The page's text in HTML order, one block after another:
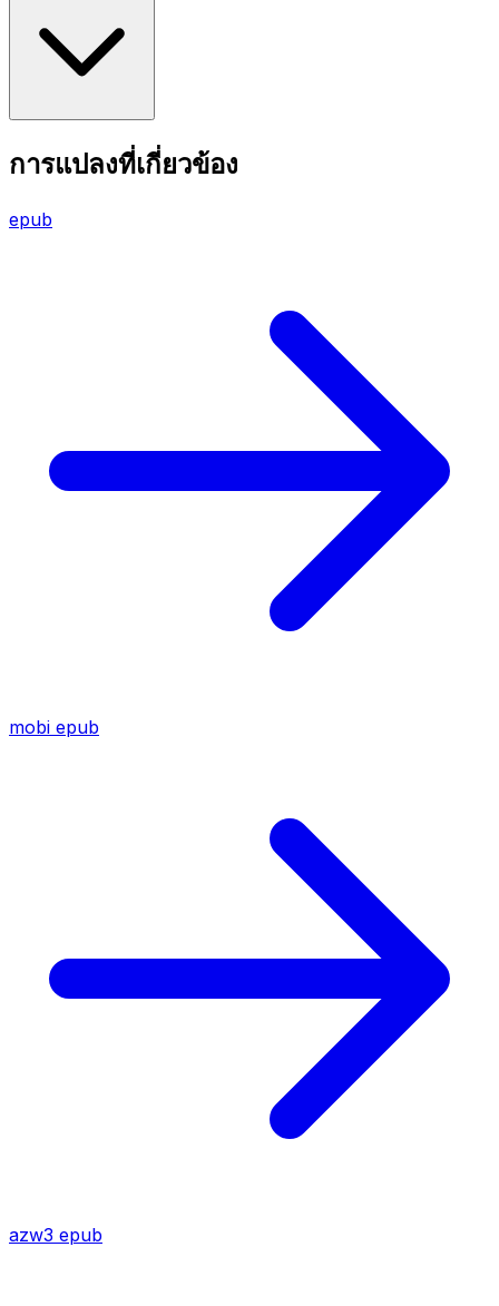
การแปลงที่เกี่ยวข้อง
epub
mobi epub
azw3 epub